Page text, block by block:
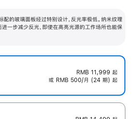
配的玻璃面板经过特别设计，反光率极低。纳米纹理
进一步减少反光，即使在高亮光源的工作场所也能保
RMB 11,999 起
或 RMB 500/月 (24 期) 起